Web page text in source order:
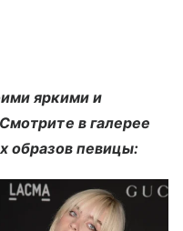
яркими и
в галерее
образов певицы: